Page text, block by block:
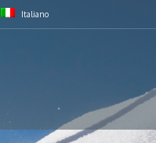
Italiano